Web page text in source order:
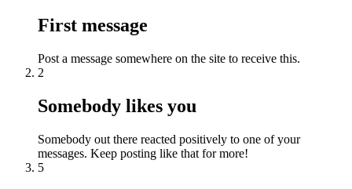
First message
Post a message somewhere on the site to receive this.
2
Somebody likes you
Somebody out there reacted positively to one of your
messages. Keep posting like that for more!
5